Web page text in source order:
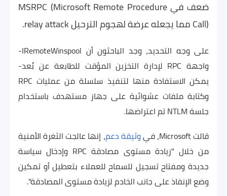
ضعف في MSRPC (Microsoft Remote Procedure
Call) مما يجعله عرضة لهجوم الترحيل relay attack.
على وجه التحديد، وجد الباحثون أن IRemoteWinspool-
واجهة RPC لإدارة التخزين المؤقت للطابعة عن بُعد-
يمكن الاستفادة منها لتنفيذ سلسلة من عمليات RPC
وكتابة ملفات عشوائية على جهاز مستهدف باستخدام
جلسة NTLM تم اعتراضها.
قالت Microsoft، في
وثيقة دعم، إنها عالجت الثغرة الأمنية
من خلال "زيادة مستوى مصادقة RPC وإدخال سياسة
جديدة ومفتاح تسجيل للسماح للعملاء بتعطيل أو تمكين
وضع الإنفاذ على جانب الخادم لزيادة مستوى المصادقة".